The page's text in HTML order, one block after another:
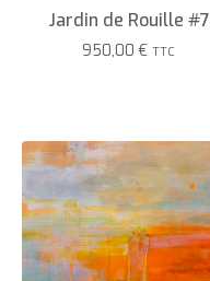
Jardin de Rouille #7
950,00€ TTC